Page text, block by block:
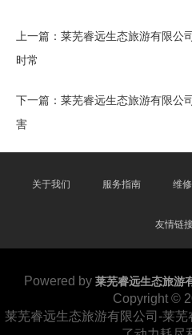
上一篇： 莱芜睿远生态旅游有限公
时常
下一篇： 莱芜睿远生态旅游有限公
害
关于我们 服务指南 维
友情链
Powered by 莱芜睿远生态旅游
Copyright ©
莱芜睿远生态旅游有限公司-莱